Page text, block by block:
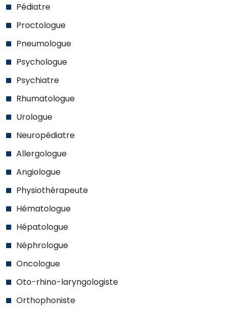
Pédiatre
Proctologue
Pneumologue
Psychologue
Psychiatre
Rhumatologue
Urologue
Neuropédiatre
Allergologue
Angiologue
Physiothérapeute
Hématologue
Hépatologue
Néphrologue
Oncologue
Oto-rhino-laryngologiste
Orthophoniste